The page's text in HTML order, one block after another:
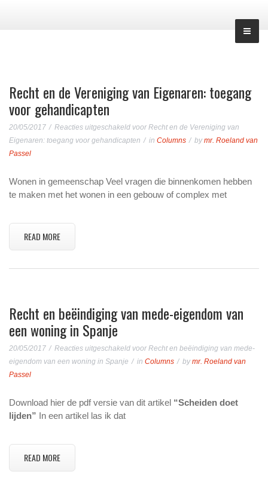
Recht en de Vereniging van Eigenaren: toegang
voor gehandicapten
20/05/2017 Reacties uitgeschakeld voor Recht en de Vereniging van
Eigenaren: toegang voor gehandicapten
in Columns bymr. Roeland van
Passel
Wonen in gemeenschap Veel vragen die binnenkomen hebben
te maken met het wonen in een gebouw of complex met
READ MORE
Recht en beëindiging van mede-eigendom van
een woning in Spanje
20/05/2017 Reacties uitgeschakeld voor Recht en beëindiging van mede-
eigendom van een woning in Spanje
in Columns bymr. Roeland van
Passel
Download hier de pdf versie van dit artikel “Scheiden doet
lijden” In een artikel las ik dat
READ MORE